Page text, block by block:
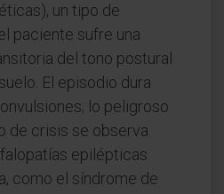
un tipo de
paciente sufre una
del tono postural
El episodio dura
lo peligroso
de crisis se observa
epilépticas
como el síndrome de